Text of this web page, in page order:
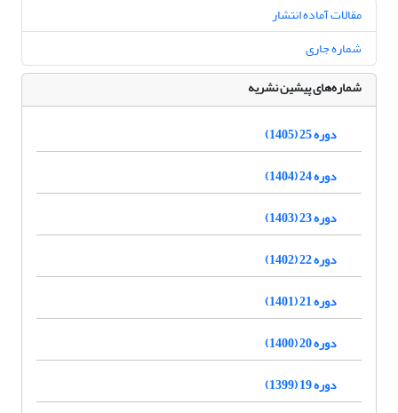
مقالات آماده انتشار
شماره جاری
شماره‌های پیشین نشریه
دوره 25 (1405)
دوره 24 (1404)
دوره 23 (1403)
دوره 22 (1402)
دوره 21 (1401)
دوره 20 (1400)
دوره 19 (1399)